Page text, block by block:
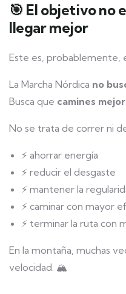
🎯 El objetivo no
llegar mejor
Este es, probablemente,
La Marcha Nórdica no
Busca que camines mejor
No se trata de correr ni
⚡ ahorrar energía
⚡ reducir el desgaste
⚡ mantener la
⚡ caminar con mayor
⚡ terminar la ruta con
En la montaña, muchas
velocidad. 🏔️